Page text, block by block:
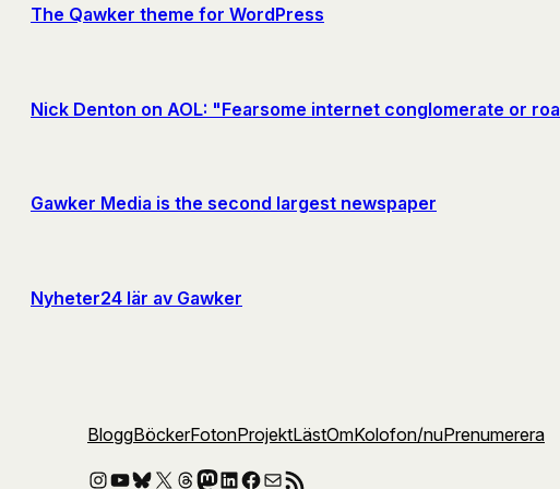
The Qawker theme for WordPress
Nick Denton on AOL: "Fearsome internet conglomerate or
Gawker Media is the second largest newspaper
Nyheter24 lär av Gawker
BloggBöckerFotonProjektLästOmKolofon/nuPrenumerera
Instagram
YouTube
Bluesky
X Threads
Mastodon
LinkedIn
Facebook
E-postRSS-flöde